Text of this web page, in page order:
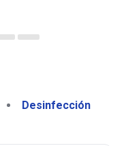
Desinfección